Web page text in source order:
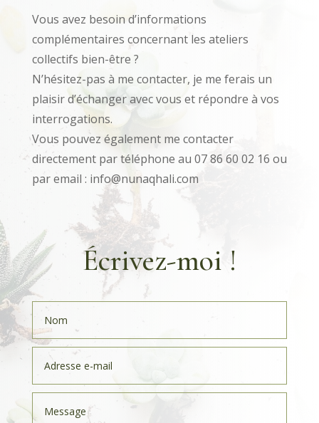
Vous avez besoin d’informations
complémentaires concernant les ateliers
collectifs bien-être ?
N’hésitez-pas à me contacter, je me ferais un
plaisir d’échanger avec vous et répondre à vos
interrogations.
Vous pouvez également me contacter
directement par téléphone au 07 86 60 02 16 ou
par email : info@nunaqhali.com
Écrivez-moi !